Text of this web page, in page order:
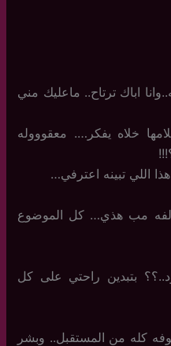
اباك ترتاح.. ماعليك مني
خلاه يفكر…. معقوووله
هذا اللي تبينه اعترفي…
مب هذي… كل الموضوع
بتبدين راحتي على كل
كله من المستقبل.. وبشر